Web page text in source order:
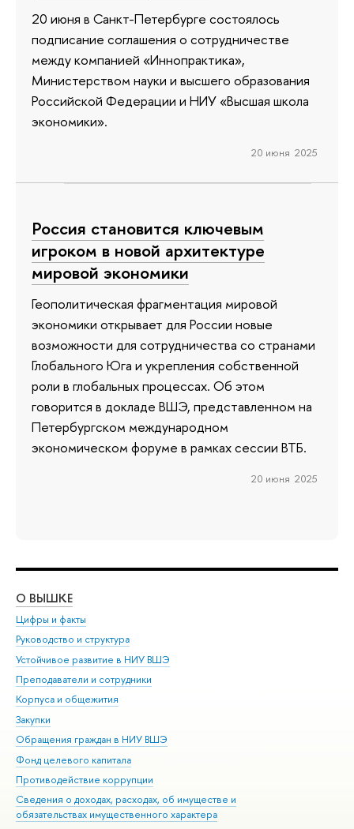
20 июня в Санкт-Петербурге состоялось
подписание соглашения о сотрудничестве
между компанией «Иннопрактика»,
Министерством науки и высшего образования
Российской Федерации и НИУ «Высшая школа
экономики».
20 июня 2025
Россия становится ключевым
игроком в новой архитектуре
мировой экономики
Геополитическая фрагментация мировой
экономики открывает для России новые
возможности для сотрудничества со странами
Глобального Юга и укрепления собственной
роли в глобальных процессах. Об этом
говорится в докладе ВШЭ, представленном на
Петербургском международном
экономическом форуме в рамках сессии ВТБ.
20 июня 2025
О ВЫШКЕ
Цифры и факты
Руководство и структура
Устойчивое развитие в НИУ ВШЭ
Преподаватели и сотрудники
Корпуса и общежития
Закупки
Обращения граждан в НИУ ВШЭ
Фонд целевого капитала
Противодействие коррупции
Сведения о доходах, расходах, об имуществе и
обязательствах имущественного характера